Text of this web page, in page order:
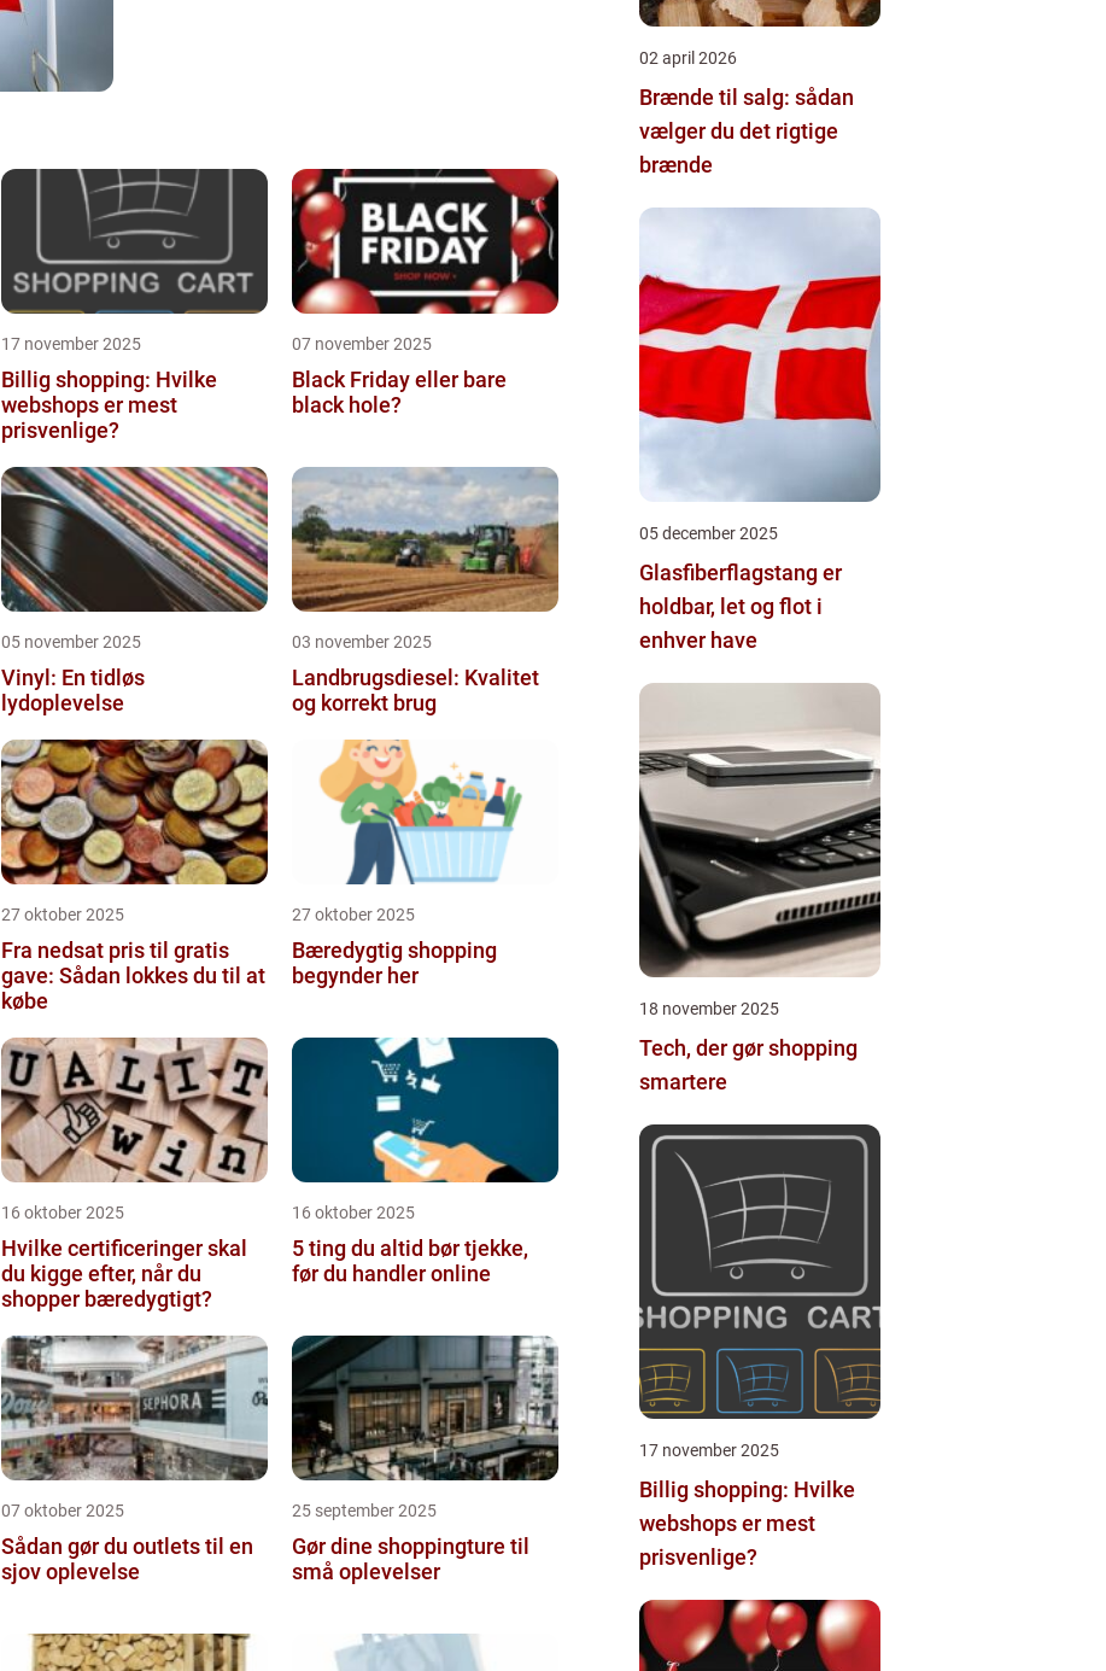
17 november 2025
Billig shopping: Hvilke
webshops er mest
prisvenlige?
07 november 2025
Black Friday eller bare
black hole?
05 november 2025
Vinyl: En tidløs
lydoplevelse
03 november 2025
Landbrugsdiesel: Kvalitet
og korrekt brug
27 oktober 2025
Fra nedsat pris til gratis
gave: Sådan lokkes du til at
købe
27 oktober 2025
Bæredygtig shopping
begynder her
16 oktober 2025
Hvilke certificeringer skal
du kigge efter, når du
shopper bæredygtigt?
16 oktober 2025
5 ting du altid bør tjekke,
før du handler online
07 oktober 2025
Sådan gør du outlets til en
sjov oplevelse
25 september 2025
Gør dine shoppingture til
små oplevelser
02 april 2026
Brænde til salg: sådan
vælger du det rigtige
brænde
05 december 2025
Glasfiberflagstang er
holdbar, let og flot i
enhver have
18 november 2025
Tech, der gør shopping
smartere
17 november 2025
Billig shopping: Hvilke
webshops er mest
prisvenlige?